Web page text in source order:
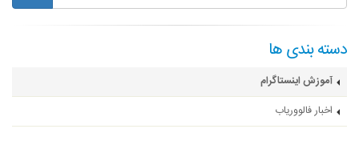
دسته بندی ها
آموزش اینستاگرام
اخبار فالووریاب